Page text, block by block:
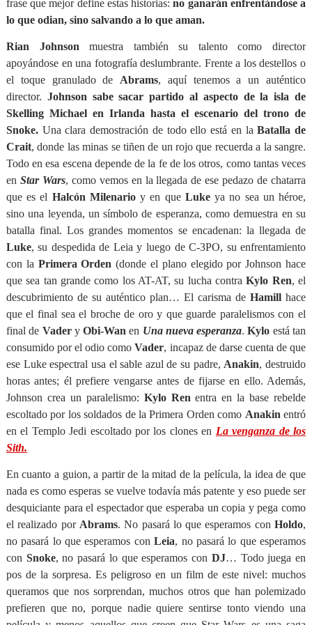
frase que mejor define estas historias:no ganarán enfrentándose a
lo que odian, sino salvando a lo que aman.
Rian Johnson muestra también su talento como director
apoyándose en una fotografía deslumbrante. Frente a los destellos o
el toque granulado de Abrams, aquí tenemos a un auténtico
director. Johnson sabe sacar partido al aspecto de la isla de
Skelling Michael en Irlanda hasta el escenario del trono de
Snoke. Una clara demostración de todo ello está en laBatalla de
Crait, donde las minas se tiñen de un rojo que recuerda a la sangre.
Todo en esa escena depende de la fe de los otros, como tantas veces
en Star Wars, como vemos en la llegada de ese pedazo de chatarra
que es el Halcón Milenarioy en que Lukeya no sea un héroe,
sino una leyenda, un símbolo de esperanza, como demuestra en su
batalla final. Los grandes momentos se encadenan: la llegada de
Luke, su despedida de Leia y luego de C-3PO, su enfrentamiento
con la Primera Orden (donde el plano elegido por Johnson hace
que sea tan grande como los AT-AT, su lucha contraKylo Ren, el
descubrimiento de su auténtico plan… El carisma deHamillhace
que el final sea el broche de oro y que guarde paralelismos con el
final de Vader yObi-Wan en Una nueva esperanza.Kylo está tan
consumido por el odio comoVader, incapaz de darse cuenta de que
ese Luke espectral usa el sable azul de su padre, Anakin, destruido
horas antes; él prefiere vengarse antes de fijarse en ello. Además,
Johnson crea un paralelismo: Kylo Ren entra en la base rebelde
escoltado por los soldados de la Primera Orden como Anakinentró
en el Templo Jedi escoltado por los clones en La venganza de los
Sith.
En cuanto a guion, a partir de la mitad de la película, la idea de que
nada es como esperas se vuelve todavía más patente y eso puede ser
desquiciante para el espectador que esperaba un copia y pega como
el realizado por Abrams. No pasará lo que esperamos conHoldo,
no pasará lo que esperamos conLeia, no pasará lo que esperamos
con Snoke, no pasará lo que esperamos con DJ… Todo juega en
pos de la sorpresa. Es peligroso en un film de este nivel: muchos
queramos que nos sorprendan, muchos otros que han polemizado
prefieren que no, porque nadie quiere sentirse tonto viendo una